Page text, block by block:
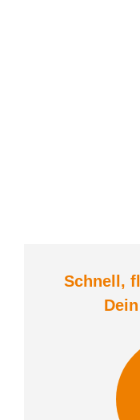
Schnell,